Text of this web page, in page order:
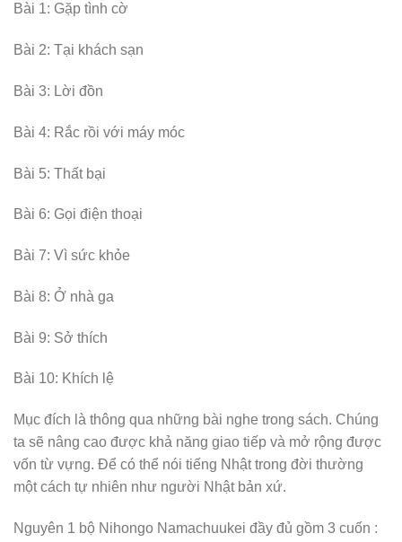
Bài 1: Gặp tình cờ
Bài 2: Tại khách sạn
Bài 3: Lời đồn
Bài 4: Rắc rồi với máy móc
Bài 5: Thất bại
Bài 6: Gọi điện thoại
Bài 7: Vì sức khỏe
Bài 8: Ở nhà ga
Bài 9: Sở thích
Bài 10: Khích lệ
Mục đích là thông qua những bài nghe trong sách. Chúng
ta sẽ nâng cao được khả năng giao tiếp và mở rộng được
vốn từ vựng. Để có thể nói tiếng Nhật trong đời thường
một cách tự nhiên như người Nhật bản xứ.
Nguyên 1 bộ Nihongo Namachuukei đầy đủ gồm 3 cuốn :